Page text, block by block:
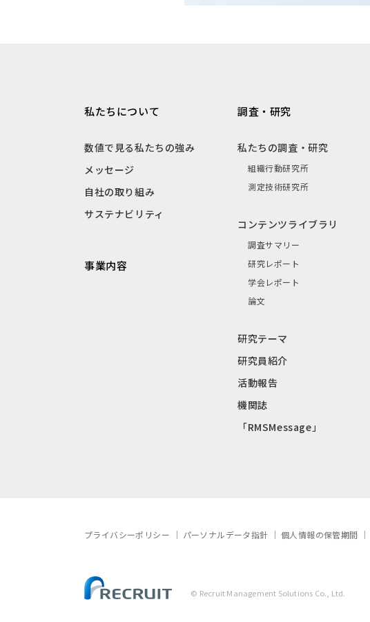
私たちについて
数値で見る私たちの強み
メッセージ
自社の取り組み
サステナビリティ
事業内容
調査・研究
私たちの調査・研究
組織行動研究所
測定技術研究所
コンテンツライブラリ
調査サマリー
研究レポート
学会レポート
論文
研究テーマ
研究員紹介
活動報告
機関誌
「RMSMessage」
プライバシーポリシー パーソナルデータ指針 個人情報の保管期間
© Recruit Management Solutions Co., Ltd.